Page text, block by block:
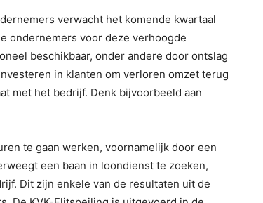
verwacht het komende kwartaal
ondernemers voor deze verhoogde
beschikbaar, onder andere door ontslag
in klanten om verloren omzet terug
met het bedrijf. Denk bijvoorbeeld aan
te gaan werken, voornamelijk door een
een baan in loondienst te zoeken,
Dit zijn enkele van de resultaten uit de